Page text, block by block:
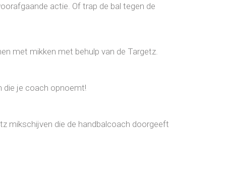
actie. Of trap de bal tegen de
met mikken met behulp van de Targetz.
die je coach opnoemt!
mikschijven die de handbalcoach doorgeeft